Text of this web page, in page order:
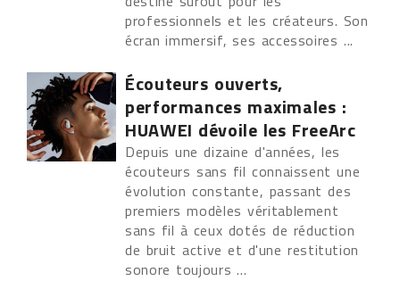
professionnels et les créateurs. Son
écran immersif, ses accessoires ...
Écouteurs ouverts,
performances maximales :
HUAWEI dévoile les FreeArc
Depuis une dizaine d'années, les
écouteurs sans fil connaissent une
évolution constante, passant des
premiers modèles véritablement
sans fil à ceux dotés de réduction
de bruit active et d'une restitution
sonore toujours ...